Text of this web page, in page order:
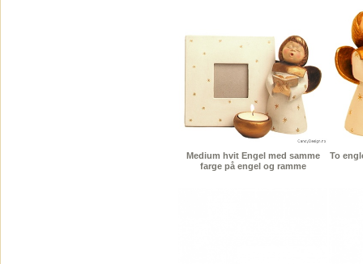
Medium hvit Engel med samme
farge på engel og ramme
To